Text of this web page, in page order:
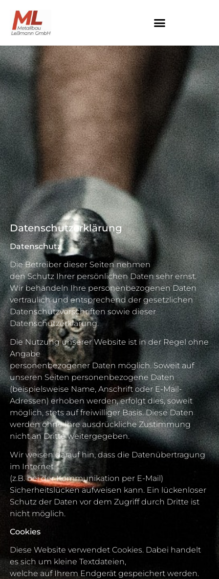
Datenschutzerklärung
Datenschutz
Die Betreiber dieser Seiten nehmen
den Schutz Ihrer persönlichen Daten sehr ernst.
Wir behandeln Ihre personenbezogenen Daten
vertraulich und entsprechend der gesetzlichen
Datenschutzvorschriften sowie dieser
Datenschutzerklärung.
Die Nutzung unserer Website ist in der Regel ohne
Angabe
personenbezogener Daten möglich. Soweit auf
unseren Seiten personenbezogene Daten
(beispielsweise Name, Anschrift oder E-Mail-
Adressen) erhoben werden, erfolgt dies, soweit
möglich, stets auf freiwilliger Basis. Diese Daten
werden ohne Ihre ausdrückliche Zustimmung
nicht an Dritte weitergegeben.
Wir weisen darauf hin, dass die Datenübertragung
im Internet
(z.B. bei der Kommunikation per E-Mail)
Sicherheitslücken aufweisen kann. Ein lückenloser
Schutz der Daten vor dem Zugriff durch Dritte ist
nicht möglich.
Cookies
Diese Website verwendet Cookies. Dabei handelt
es sich um kleine Textdateien,
welche auf Ihrem Endgerät gespeichert werden.